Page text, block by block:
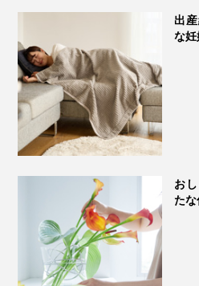
出
な妊
お
たな